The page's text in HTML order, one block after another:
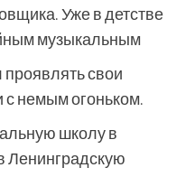
Уже в детстве
музыкальным
свои
с немым огоньком.
школу в
Ленинградскую